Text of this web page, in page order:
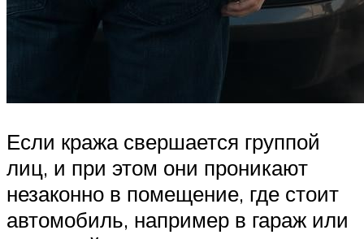
Если кража свершается группой
лиц, и при этом они проникают
незаконно в помещение, где стоит
автомобиль, например в гараж или